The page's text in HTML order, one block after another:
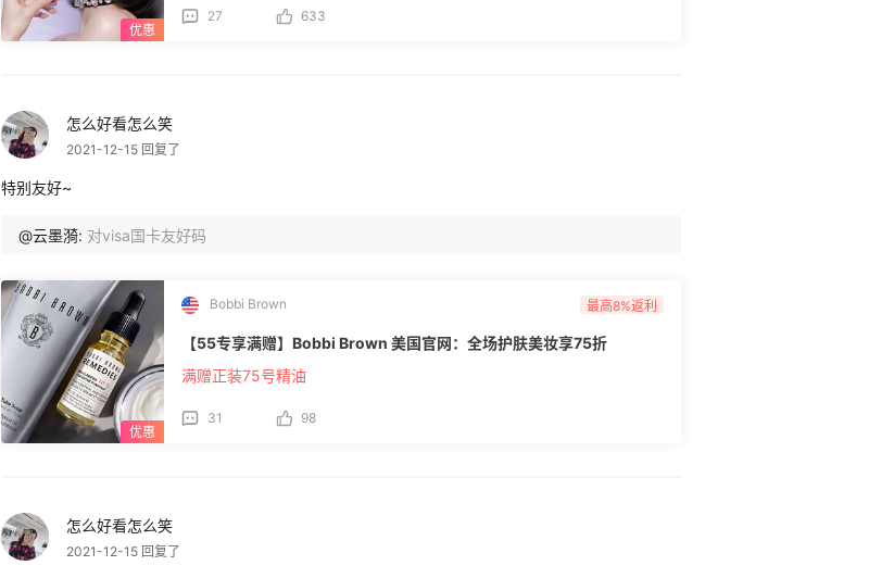
27 633
怎么好看怎么笑
2021-12-15 回复了
特别友好~
@云墨漪: 对visa国卡友好码
Bobbi Brown 最高8%返利
【55专享满赠】Bobbi Brown 美国官网：全场护肤美妆享75折
满赠正装75号精油
31 98
怎么好看怎么笑
2021-12-15 回复了